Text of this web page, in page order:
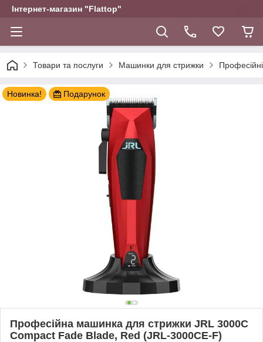
Інтернет-магазин "Flattop"
Товари та послуги Машинки для стрижки
Новинка! Подарунок
Професійна машинка для стрижки JRL 3000C
Compact Fade Blade, Red (JRL-3000CE-F)